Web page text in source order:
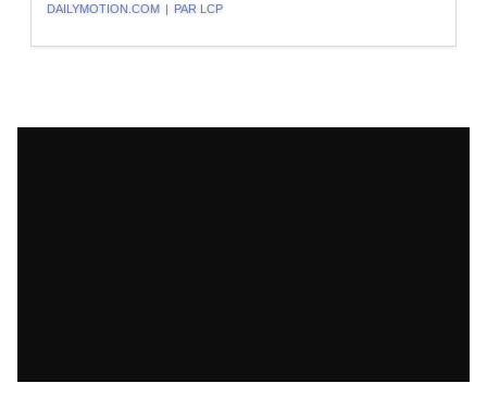
DAILYMOTION.COM | PAR LCP